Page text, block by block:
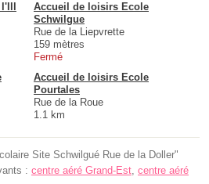
Accueil de loisirs Ecole
Schwilgue
Rue de la Liepvrette
159 mètres
Fermé
Accueil de loisirs Ecole
Pourtales
Rue de la Roue
1.1 km
Site Schwilgué Rue de la Doller"
: centre aéré Grand-Est, centre aéré